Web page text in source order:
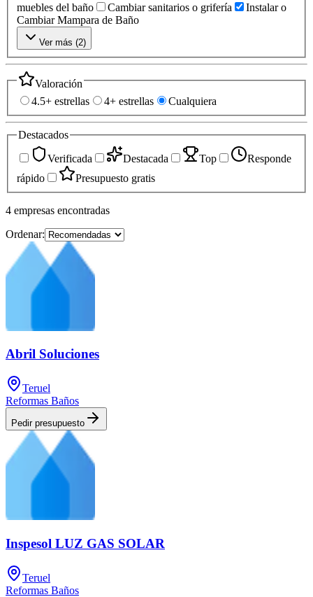
muebles del baño
Cambiar sanitarios o grifería
Instalar o
Cambiar Mampara de Baño
Ver más (2)
Valoración
4.5+ estrellas
4+ estrellas Cualquiera
Destacados
Verificada
Destacada Top
Responde
rápido
Presupuesto gratis
4 empresas encontradas
Ordenar:
Abril Soluciones
Teruel
Reformas Baños
Pedir presupuesto
Inspesol LUZ GAS SOLAR
Teruel
Reformas Baños